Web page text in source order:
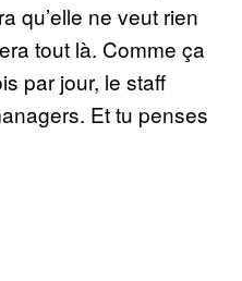
qu’elle ne veut rien
tout là. Comme ça
par jour, le staff
Et tu penses